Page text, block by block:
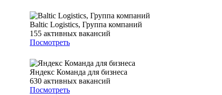
Baltic Logistics, Группа компаний
155 активных вакансий
Посмотреть
Яндекс Команда для бизнеса
630 активных вакансий
Посмотреть